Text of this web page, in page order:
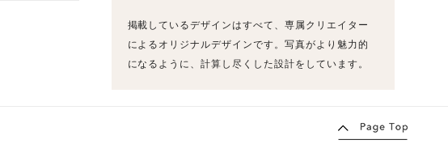
掲載しているデザインはすべて、専属クリエイター
によるオリジナルデザインです。写真がより魅力的
になるように、計算し尽くした設計をしています。